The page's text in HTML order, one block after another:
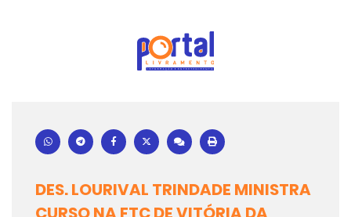
DES. LOURIVAL TRINDADE MINISTRA